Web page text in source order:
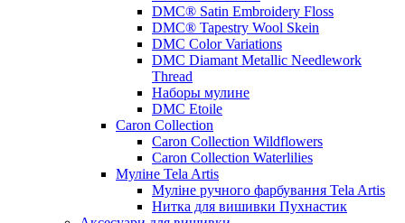
DMC® Satin Embroidery Floss
DMC® Tapestry Wool Skein
DMC Color Variations
DMC Diamant Metallic Needlework
Thread
Наборы мулине
DMC Etoile
Caron Collection
Caron Collection Wildflowers
Caron Collection Waterlilies
Муліне Tela Artis
Муліне ручного фарбування Tela Artis
Нитка для вишивки Пухнастик